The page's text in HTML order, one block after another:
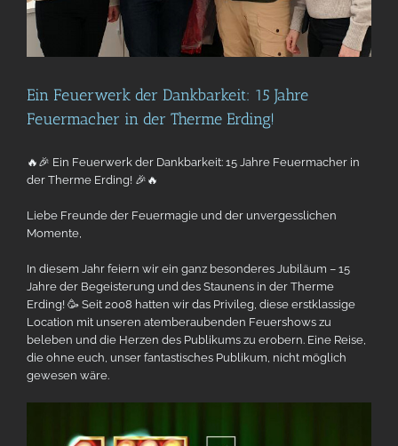
Ein Feuerwerk der Dankbarkeit: 15 Jahre
Feuermacher in der Therme Erding!
🔥🎉 Ein Feuerwerk der Dankbarkeit: 15 Jahre Feuermacher in
der Therme Erding! 🎉🔥
Liebe Freunde der Feuermagie und der unvergesslichen
Momente,
In diesem Jahr feiern wir ein ganz besonderes Jubiläum – 15
Jahre der Begeisterung und des Staunens in der Therme
Erding! 🥳 Seit 2008 hatten wir das Privileg, diese erstklassige
Location mit unseren atemberaubenden Feuershows zu
beleben und die Herzen des Publikums zu erobern. Eine Reise,
die ohne euch, unser fantastisches Publikum, nicht möglich
gewesen wäre.